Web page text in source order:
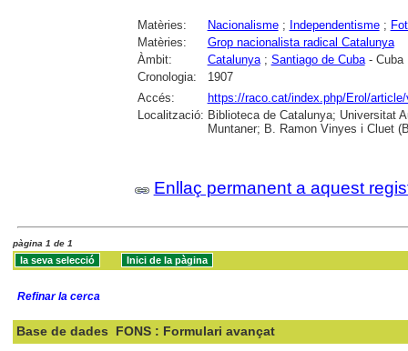
Matèries: Nacionalisme; Independentisme;
Matèries:
Grop nacionalista radical Catalunya
Àmbit:
Catalunya; Santiago de Cuba- Cuba
Cronologia:
1907
Accés:
https://raco.cat/index.php/Erol/
Localització: Biblioteca de Catalunya; Universitat
Muntaner; B. Ramon Vinyes i Cluet
Enllaç permanent a aquest
pàgina 1 de 1
Refinar la cerca
Base de dades FONS : Formulari avançat